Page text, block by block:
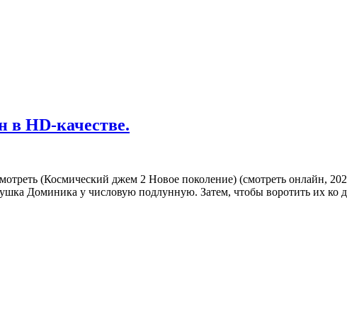
в HD-качестве.
(Космический джем 2 Новое поколение) (смотреть онлайн,
Доминика у числовую подлунную. Затем, чтобы воротить их ко